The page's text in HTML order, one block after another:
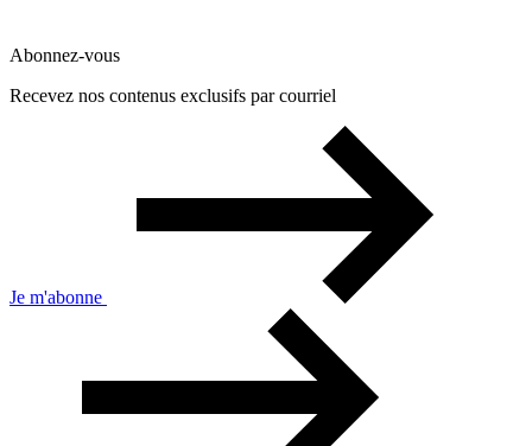
Abonnez-vous
Recevez nos contenus exclusifs par courriel
Je m'abonne